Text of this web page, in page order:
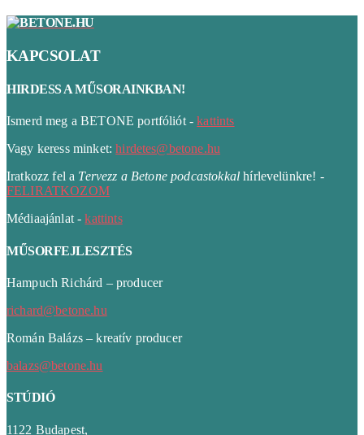
KAPCSOLAT
HIRDESS A MŰSORAINKBAN!
Ismerd meg a BETONE portfóliót -kattints
Vagy keress minket:hirdetes@betone.hu
Iratkozz fel a Tervezz a Betone podcastokkal hírlevelünkre! -
FELIRATKOZOM
Médiaajánlat -kattints
MŰSORFEJLESZTÉS
Hampuch Richárd – producer
richard@betone.hu
Román Balázs – kreatív producer
balazs@betone.hu
STÚDIÓ
1122 Budapest,